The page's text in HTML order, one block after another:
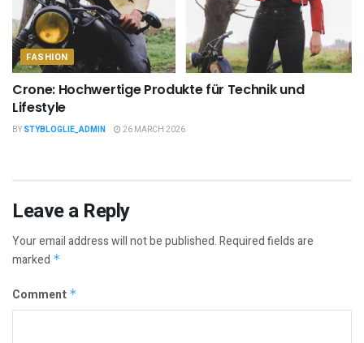
FASHION
Crone: Hochwertige Produkte für Technik und
Lifestyle
BY STYBLOGLIE_ADMIN 26 MARCH 2026
Leave a Reply
Your email address will not be published.Required fields are
marked *
Comment *